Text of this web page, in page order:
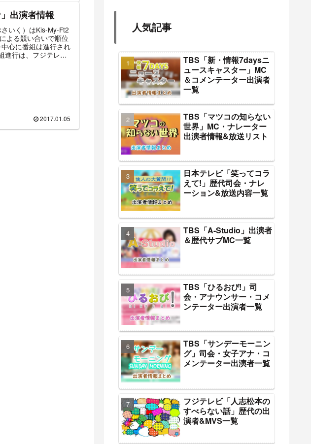
芸能人の情報を中心
出演者情報
いく）はKis-My-Ft2
よる競い合いで順位
心に番組は進行され
進行は、フジテレ
2017.01.05
人気記事
TBS「新・情報7daysニ
ュースキャスター」MC
＆コメンテーター出演者
一覧
TBS「マツコの知らない
世界」MC・ナレーター
出演者情報&放送リスト
日本テレビ「笑ってコラ
えて!」歴代司会・ナレ
ーション&放送内容一覧
TBS「A-Studio」出演者
＆歴代サブMC一覧
TBS「ひるおび!」司
会・アナウンサー・コメ
ンテーター出演者一覧
TBS「サンデーモーニン
グ」司会・女子アナ・コ
メンテーター出演者一覧
フジテレビ「人志松本の
すべらない話」歴代の出
演者&MVS一覧